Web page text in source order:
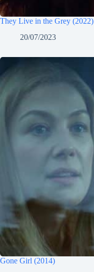
They Live in the Grey (2022)
20/07/2023
Gone Girl (2014)